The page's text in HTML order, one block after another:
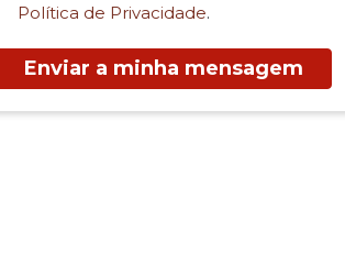
Política de Privacidade.
Enviar a minha mensagem